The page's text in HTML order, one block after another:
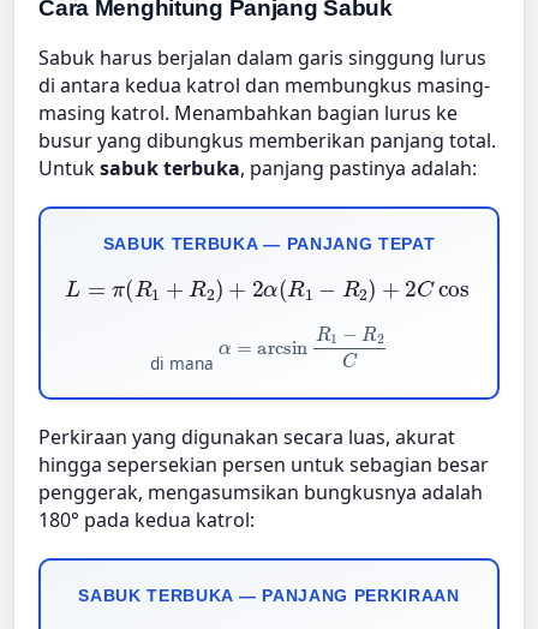
Cara Menghitung Panjang Sabuk
Sabuk harus berjalan dalam garis singgung lurus
di antara kedua katrol dan membungkus masing-
masing katrol. Menambahkan bagian lurus ke
busur yang dibungkus memberikan panjang total.
Untuksabuk terbuka, panjang pastinya adalah:
SABUK TERBUKA — PANJANG TEPAT
L =π(R 1 R2 ) 2 α(R1− )+ 2C cosα
di mana
−R
Perkiraan yang digunakan secara luas, akurat
hingga sepersekian persen untuk sebagian besar
penggerak, mengasumsikan bungkusnya adalah
180° pada kedua katrol:
SABUK TERBUKA — PANJANG PERKIRAAN